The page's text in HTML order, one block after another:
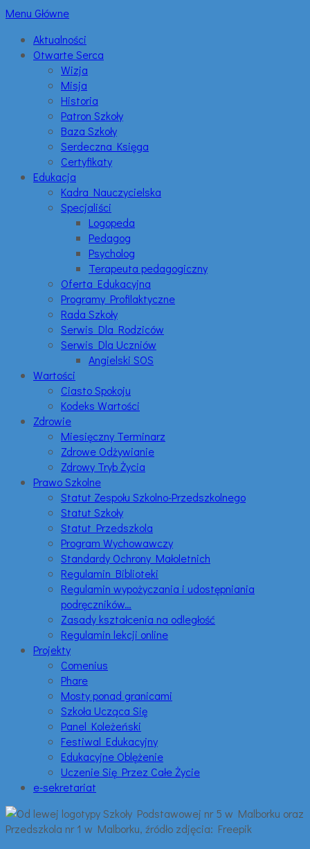
Menu Główne
Aktualności
Otwarte Serca
Wizja
Misja
Historia
Patron Szkoły
Baza Szkoły
Serdeczna Księga
Certyfikaty
Edukacja
Kadra Nauczycielska
Specjaliści
Logopeda
Pedagog
Psycholog
Terapeuta pedagogiczny
Oferta Edukacyjna
Programy Profilaktyczne
Rada Szkoły
Serwis Dla Rodziców
Serwis Dla Uczniów
Angielski SOS
Wartości
Ciasto Spokoju
Kodeks Wartości
Zdrowie
Miesięczny Terminarz
Zdrowe Odżywianie
Zdrowy Tryb Życia
Prawo Szkolne
Statut Zespołu Szkolno-Przedszkolnego
Statut Szkoły
Statut Przedszkola
Program Wychowawczy
Standardy Ochrony Małoletnich
Regulamin Biblioteki
Regulamin wypożyczania i udostępniania
podręczników…
Zasady kształcenia na odległość
Regulamin lekcji online
Projekty
Comenius
Phare
Mosty ponad granicami
Szkoła Ucząca Się
Panel Koleżeński
Festiwal Edukacyjny
Edukacyjne Oblężenie
Uczenie Się Przez Całe Życie
e-sekretariat